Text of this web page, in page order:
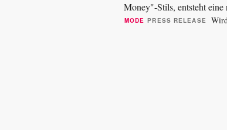
Money"-Stils, entsteht
Stilbewusstsein. Credits:
MODE PRESS RELEASE